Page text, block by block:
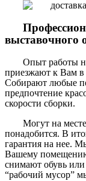
выставочного
Опыт работы
приезжают к Вам в
Собирают любые
предпочтение
скорости сборки.
Могут на
понадобится. В
гарантия на нее.
Вашему
снимают обувь
“рабочий мусор”